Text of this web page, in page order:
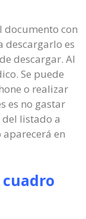
documento con
descargarlo es
descargar. Al
Se puede
o realizar
es no gastar
listado a
en